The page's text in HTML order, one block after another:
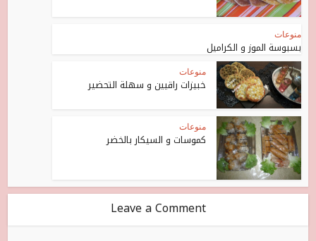
منوعات
بسبوسة الموز و الكراميل
منوعات
خبيزات راقيين و سهلة التحضير
منوعات
كموسات و السيكار بالخضر
Leave a Comment